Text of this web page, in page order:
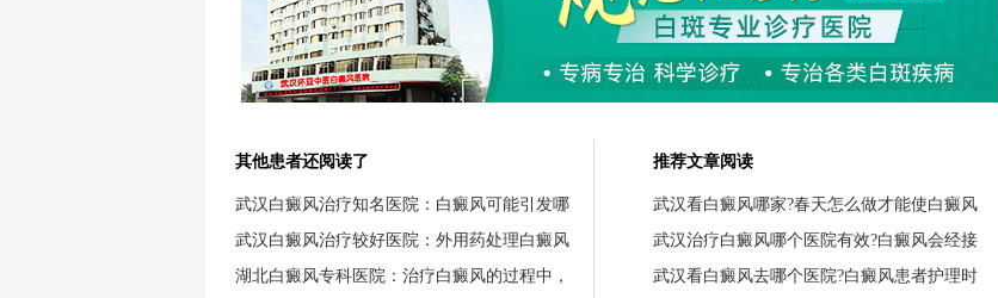
其他患者还阅读了
武汉白癜风治疗知名医院：白癜风可能引发哪
武汉白癜风治疗较好医院：外用药处理白癜风
湖北白癜风专科医院：治疗白癜风的过程中，
推荐文章阅读
武汉看白癜风哪家?春天怎么做才能使白癜风
武汉治疗白癜风哪个医院有效?白癜风会经接
武汉看白癜风去哪个医院?白癜风患者护理时